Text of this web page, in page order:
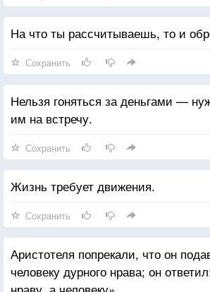
На что ты рассчитываешь, то и
Сохранить
Нельзя гоняться за деньгами —
им на встречу.
Сохранить
Жизнь требует движения.
Сохранить
Аристотеля попрекали, что он
человеку дурного нрава; он